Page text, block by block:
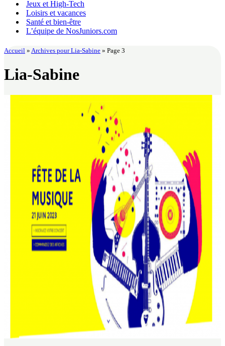
Jeux et High-Tech
Loisirs et vacances
Santé et bien-être
L’équipe de NosJuniors.com
Accueil » Archives pour Lia-Sabine » Page 3
Lia-Sabine